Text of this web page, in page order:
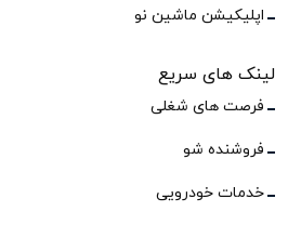
اپلیکیشن ماشین نو
لینک های سریع
فرصت های شغلی
فروشنده شو
خدمات خودرویی